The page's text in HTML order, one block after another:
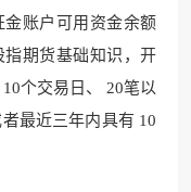
账户可用资金余额
期货基础知识，开
个交易日、 20笔以
最近三年内具有 10